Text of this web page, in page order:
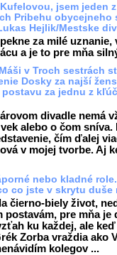
jsem jeden
Pribehu
Hejlik/Mestske
za milé
a je to pre mňa
v Troch sestrách
Dosky za najší
za jednu z
divadle nemá
alebo o čom
čím ďalej
v mojej tvorbe. Aj
nebo kladné
co jste v skrytu duše
čierno-biely život,
postavám, pre mňa
ku každej, ale
Zorba vraždia ako
kolegov ...